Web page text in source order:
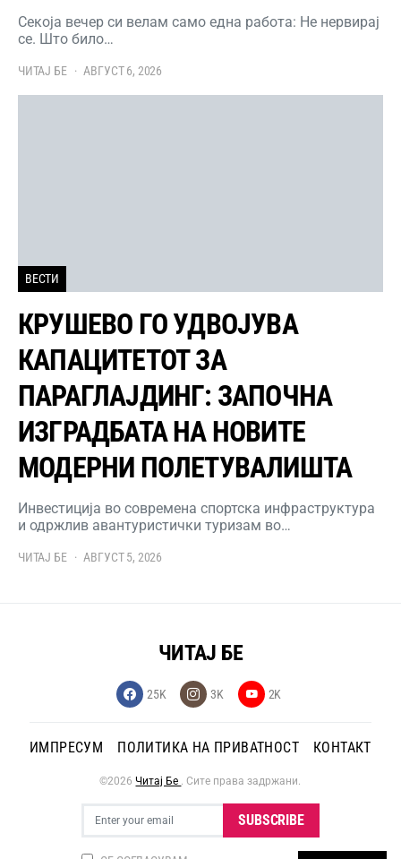
Секоја вечер си велам само една работа: Не нервирај
се. Што било…
ЧИТАЈ БЕ АВГУСТ 6, 2026
ВЕСТИ
КРУШЕВО ГО УДВОЈУВА
КАПАЦИТЕТОТ ЗА
ПАРАГЛАЈДИНГ: ЗАПОЧНА
ИЗГРАДБАТА НА НОВИТЕ
МОДЕРНИ ПОЛЕТУВАЛИШТА
Инвестиција во современа спортска инфраструктура
и одржлив авантуристички туризам во…
ЧИТАЈ БЕ АВГУСТ 5, 2026
SUBSCRIBE
ЧИТАЈ БЕ
25K 3K 2K
ИМПРЕСУМ ПОЛИТИКА НА ПРИВАТНОСТ КОНТАКТ
©2026Читај Бе . Сите права задржани.